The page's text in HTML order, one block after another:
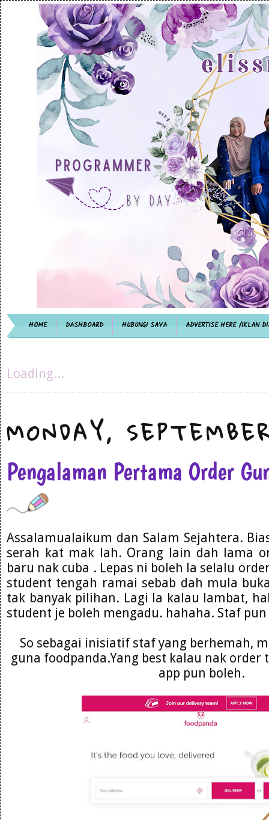
HOME DASHBOARD HUBUNGI SAYA ADVERTISE HERE /IKLAN
Loading...
MONDAY,
Pengalaman Pertama Order
Assalamualaikum dan Salam Sejahtera.
serah kat mak lah. Orang lain dah lama
baru nak cuba . Lepas ni boleh la selalu
student tengah ramai sebab dah mula
tak banyak pilihan. Lagi la kalau lambat,
student je boleh mengadu. hahaha. Staf
So sebagai inisiatif staf yang berhemah,
guna foodpanda.Yang best kalau nak
app pun boleh.